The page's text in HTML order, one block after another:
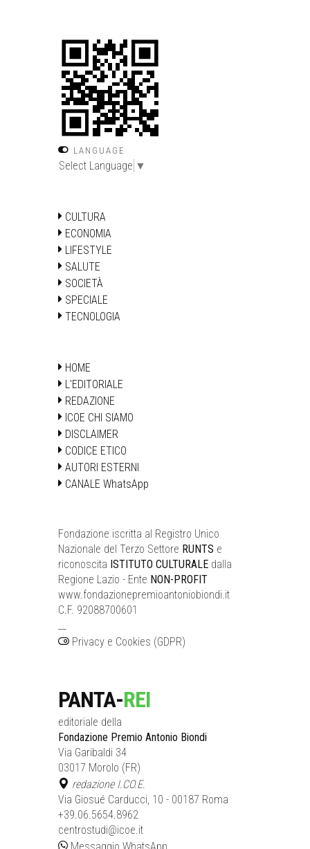
LANGUAGE
Select Language ▼
CULTURA
ECONOMIA
LIFESTYLE
SALUTE
SOCIETÀ
SPECIALE
TECNOLOGIA
HOME
L'EDITORIALE
REDAZIONE
ICOE CHI SIAMO
DISCLAIMER
CODICE ETICO
AUTORI ESTERNI
CANALE WhatsApp
Fondazione iscritta al Registro Unico
Nazionale del Terzo Settore RUNTS e
riconoscita ISTITUTO CULTURALE dalla
Regione Lazio - Ente NON-PROFIT
www.fondazionepremioantoniobiondi.it
C.F. 92088700601
Privacy e Cookies (GDPR)
PANTA-REI
editoriale della
Fondazione Premio Antonio Biondi
Via Garibaldi 34
03017 Morolo (FR)
redazione I.CO.E.
Via Giosué Carducci, 10 - 00187 Roma
+39.06.5654.8962
centrostudi@icoe.it
Messaggio WhatsApp